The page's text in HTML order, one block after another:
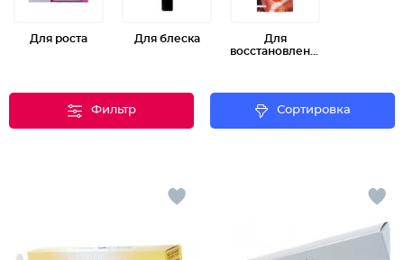
Для роста Для блеска
Для
Фильтр Сортировка